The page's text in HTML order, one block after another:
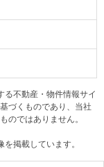
AI
店舗のご
案内（関
西）
MUFG
Way
覧
る不動産・物件情報サイ
づくものであり、当社
のではありません。
掲載しています。